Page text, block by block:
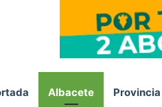
Albacete Provincia